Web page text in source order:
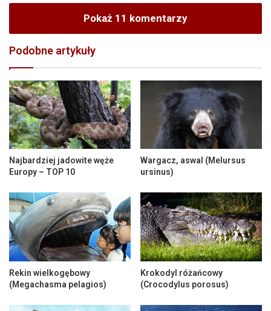
Pokaż 11 komentarzy
Podobne artykuły
Najbardziej jadowite węże
Europy – TOP 10
Wargacz, aswal (Melursus
ursinus)
Rekin wielkogębowy
(Megachasma pelagios)
Krokodyl różańcowy
(Crocodylus porosus)